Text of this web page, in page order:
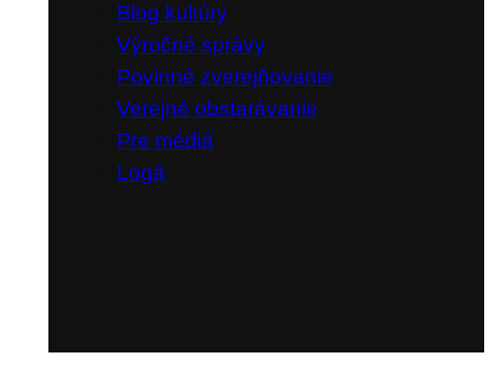
Blog kultúry
Výročné správy
Povinné zverejňovanie
Verejné obstarávanie
Pre médiá
Logá